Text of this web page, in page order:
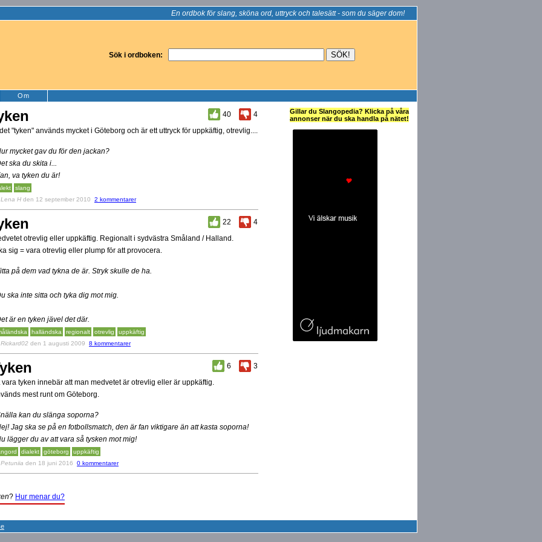
En ordbok för slang, sköna ord, uttryck och talesätt - som du säger dom!
Sök i ordboken:
Om
40
4
"tyken" används mycket i Göteborg och är ett uttryck för uppkäftig, otrevlig....
mycket gav du för den jackan?
ska du skita i...
va tyken du är!
slang
Lena H den 12 september 2010 2 kommentarer
22
4
otrevlig eller uppkäftig. Regionalt i sydvästra Småland / Halland.
sig = vara otrevlig eller plump för att provocera.
på dem vad tykna de är. Stryk skulle de ha.
ska inte sitta och tyka dig mot mig.
är en tyken jävel det där.
halländska regionalt otrevlig
uppkäftig
Rickard02 den 1 augusti 2009 8 kommentarer
6
3
vara tyken innebär att man medvetet är otrevlig eller är uppkäftig.
mest runt om Göteborg.
kan du slänga soporna?
Jag ska se på en fotbollsmatch, den är fan viktigare än att kasta soporna!
lägger du av att vara så tysken mot mig!
dialekt göteborg
uppkäftig
Petuniia den 18 juni 2016 0 kommentarer
? Hur menar du?
Gillar du Slangopedia? Klicka på våra
annonser när du ska handla på nätet!